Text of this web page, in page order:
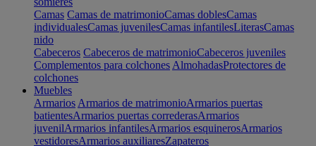
Camas Camas de matrimonioCamas doblesCamas
individualesCamas juvenilesCamas infantilesLiterasCamas
nido
Cabeceros Cabeceros de matrimonioCabeceros juveniles
Complementos para colchones AlmohadasProtectores de
colchones
Muebles
Armarios Armarios de matrimonioArmarios puertas
batientesArmarios puertas correderasArmarios
juvenilArmarios infantilesArmarios esquinerosArmarios
vestidoresArmarios auxiliaresZapateros